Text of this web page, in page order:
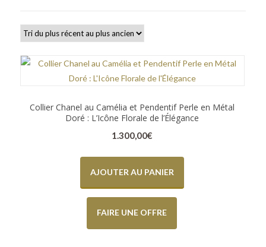
Collier Chanel au Camélia et Pendentif Perle en Métal
Doré : L’Icône Florale de l’Élégance
1.300,00€
AJOUTER AU PANIER
FAIRE UNE OFFRE